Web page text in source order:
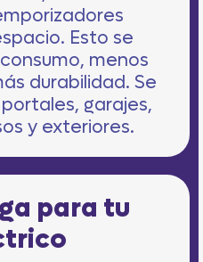
Esto se
menos
durabilidad. Se
garajes,
y exteriores.
para tu